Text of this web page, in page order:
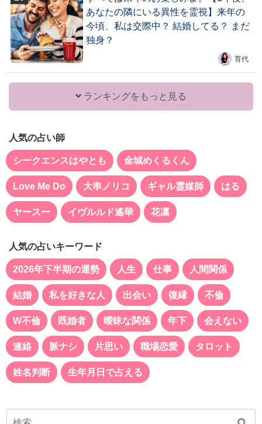
あなたの隣にいる異性を霊視】来年の
今頃、私は交際中？ 結婚してる？ まだ
独身？
育代
ランキングをもっと見る
人気の占い師
シークエンスはやとも 金城めくるくん
Love Me Do 大串ノリコ ギャル霊媒師 はる
ヤースー イヴルルド遙華 花凛
人気の占いキーワード
2026年下半期の運勢 人生 仕事 人間関係
結婚 私を好きな人 出会い 復縁 不倫
W不倫 既婚者 曖昧な関係 年下 会えない
連絡 脈ナシ 片思い 職場恋愛 タロット
姓名判断 生年月日で占える